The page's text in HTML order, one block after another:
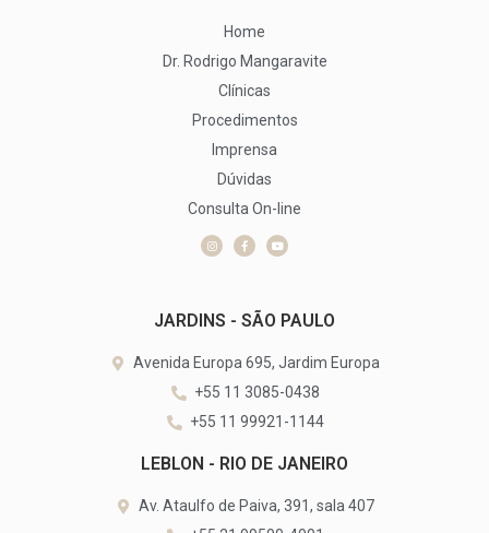
Home
Dr. Rodrigo Mangaravite
Clínicas
Procedimentos
Imprensa
Dúvidas
Consulta On-line
JARDINS - SÃO PAULO
Avenida Europa 695, Jardim Europa
+55 11 3085-0438
+55 11 99921-1144
LEBLON - RIO DE JANEIRO
Av. Ataulfo de Paiva, 391, sala 407